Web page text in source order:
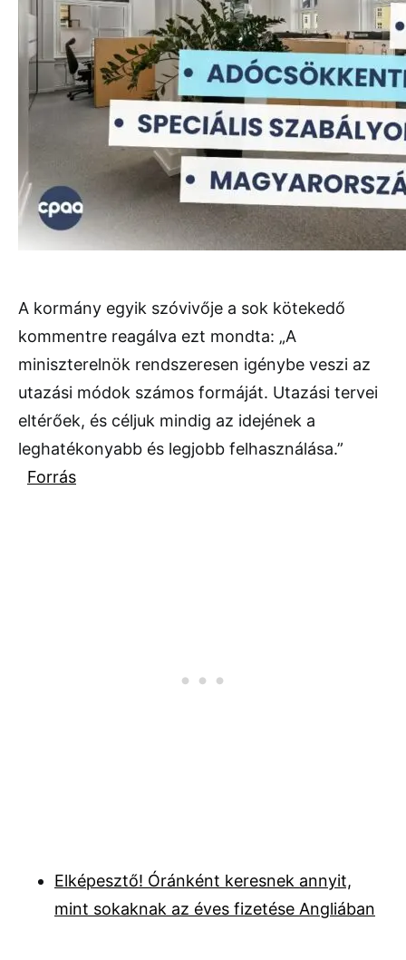
A kormány egyik szóvivője a sok kötekedő
kommentre reagálva ezt mondta: „A
miniszterelnök rendszeresen igénybe veszi az
utazási módok számos formáját. Utazási tervei
eltérőek, és céljuk mindig az idejének a
leghatékonyabb és legjobb felhasználása.”
Forrás
Elképesztő! Óránként keresnek annyit,
mint sokaknak az éves fizetése Angliában